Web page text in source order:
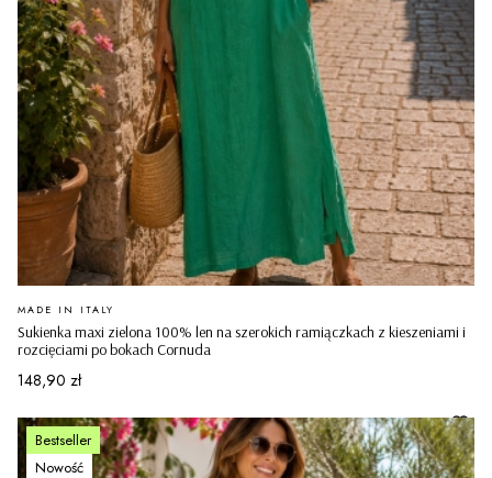
Sukienka maxi zielona 100% len na szerokich ramiączkach z kieszeniami i
rozcięciami po bokach Cornuda
PRODUCENT
MADE IN ITALY
Cena
148,90 zł
Bestseller
Nowość